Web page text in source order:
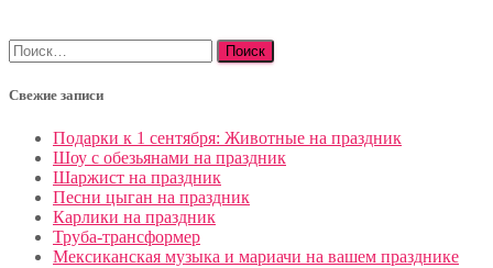
Найти:
Свежие записи
Подарки к 1 сентября: Животные на праздник
Шоу с обезьянами на праздник
Шаржист на праздник
Песни цыган на праздник
Карлики на праздник
Труба-трансформер
Мексиканская музыка и мариачи на вашем празднике